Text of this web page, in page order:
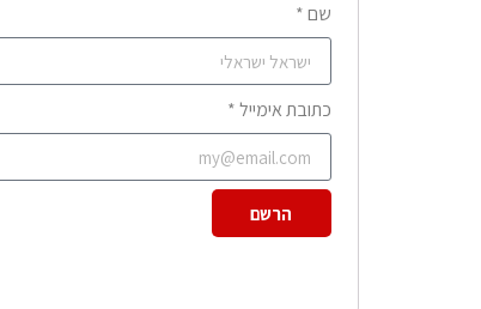
שם *
כתובת אימייל *
הרשם